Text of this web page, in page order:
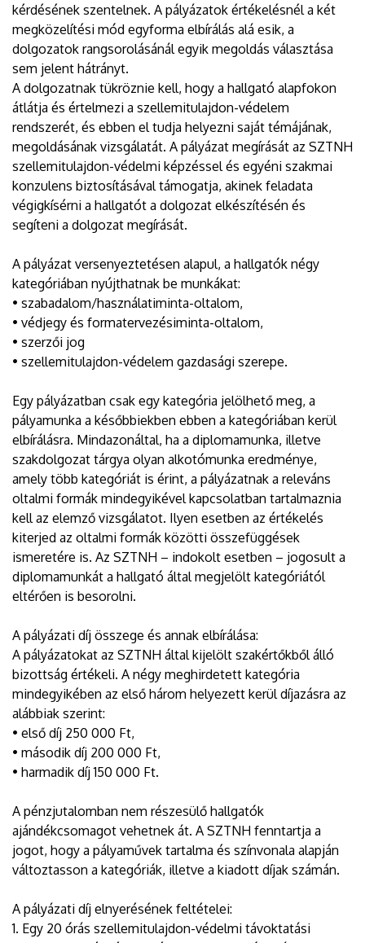
kérdésének szentelnek. A pályázatok értékelésnél a két
megközelítési mód egyforma elbírálás alá esik, a
dolgozatok rangsorolásánál egyik megoldás választása
sem jelent hátrányt.
A dolgozatnak tükröznie kell, hogy a hallgató alapfokon
átlátja és értelmezi a szellemitulajdon-védelem
rendszerét, és ebben el tudja helyezni saját témájának,
megoldásának vizsgálatát. A pályázat megírását az SZTNH
szellemitulajdon-védelmi képzéssel és egyéni szakmai
konzulens biztosításával támogatja, akinek feladata
végigkísérni a hallgatót a dolgozat elkészítésén és
segíteni a dolgozat megírását.
A pályázat versenyeztetésen alapul, a hallgatók négy
kategóriában nyújthatnak be munkákat:
• szabadalom/használatiminta-oltalom,
• védjegy és formatervezésiminta-oltalom,
• szerzői jog
• szellemitulajdon-védelem gazdasági szerepe.
Egy pályázatban csak egy kategória jelölhető meg, a
pályamunka a későbbiekben ebben a kategóriában kerül
elbírálásra. Mindazonáltal, ha a diplomamunka, illetve
szakdolgozat tárgya olyan alkotómunka eredménye,
amely több kategóriát is érint, a pályázatnak a releváns
oltalmi formák mindegyikével kapcsolatban tartalmaznia
kell az elemző vizsgálatot. Ilyen esetben az értékelés
kiterjed az oltalmi formák közötti összefüggések
ismeretére is. Az SZTNH – indokolt esetben – jogosult a
diplomamunkát a hallgató által megjelölt kategóriától
eltérően is besorolni.
A pályázati díj összege és annak elbírálása:
A pályázatokat az SZTNH által kijelölt szakértőkből álló
bizottság értékeli. A négy meghirdetett kategória
mindegyikében az első három helyezett kerül díjazásra az
alábbiak szerint:
• első díj 250 000 Ft,
• második díj 200 000 Ft,
• harmadik díj 150 000 Ft.
A pénzjutalomban nem részesülő hallgatók
ajándékcsomagot vehetnek át. A SZTNH fenntartja a
jogot, hogy a pályaművek tartalma és színvonala alapján
változtasson a kategóriák, illetve a kiadott díjak számán.
A pályázati díj elnyerésének feltételei:
1. Egy 20 órás szellemitulajdon-védelmi távoktatási